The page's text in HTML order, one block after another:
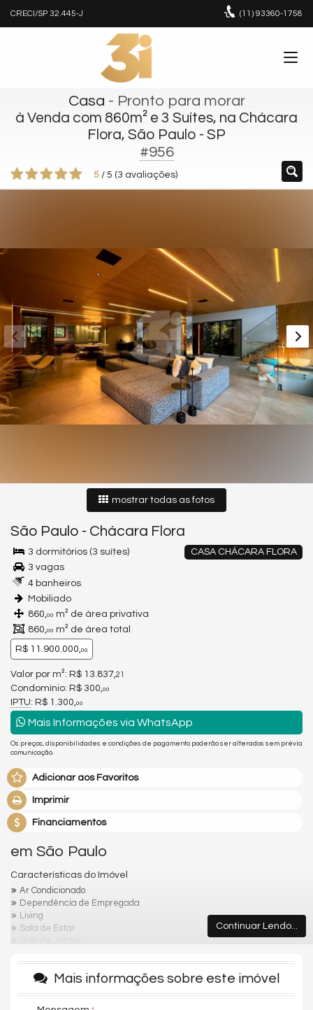
CRECI/SP 32.445-J (11) 93360-1758
Casa - Pronto para morar
à Venda com 860m² e 3 Suítes, na Chácara
Flora, São Paulo - SP
#956
5 / 5 (3 avaliações)
mostrar todas as fotos
São Paulo - Chácara Flora
CASA CHÁCARA FLORA
3 dormitórios (3 suítes)
3 vagas
4 banheiros
Mobiliado
860,00 m² de área privativa
860,00 m² de área total
R$ 11.900.000,00
Valor por m²: R$ 13.837, 21
Condomínio: R$ 300, 00
IPTU: R$ 1.300, 00
Mais Informações via WhatsApp
Os preços, disponibilidades e condições de pagamento poderão ser alterados sem prévia
comunicação.
Adicionar aos Favoritos
Imprimir
Financiamentos
em São Paulo
Características do Imóvel
Ar Condicionado
Dependência de Empregada
Living
Sala de Estar
Espaço Gourmet
Closet
Lavabo
Continuar Lendo...
Mais informações sobre este imóvel